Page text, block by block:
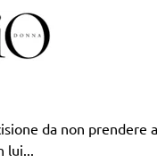
da non
lui...